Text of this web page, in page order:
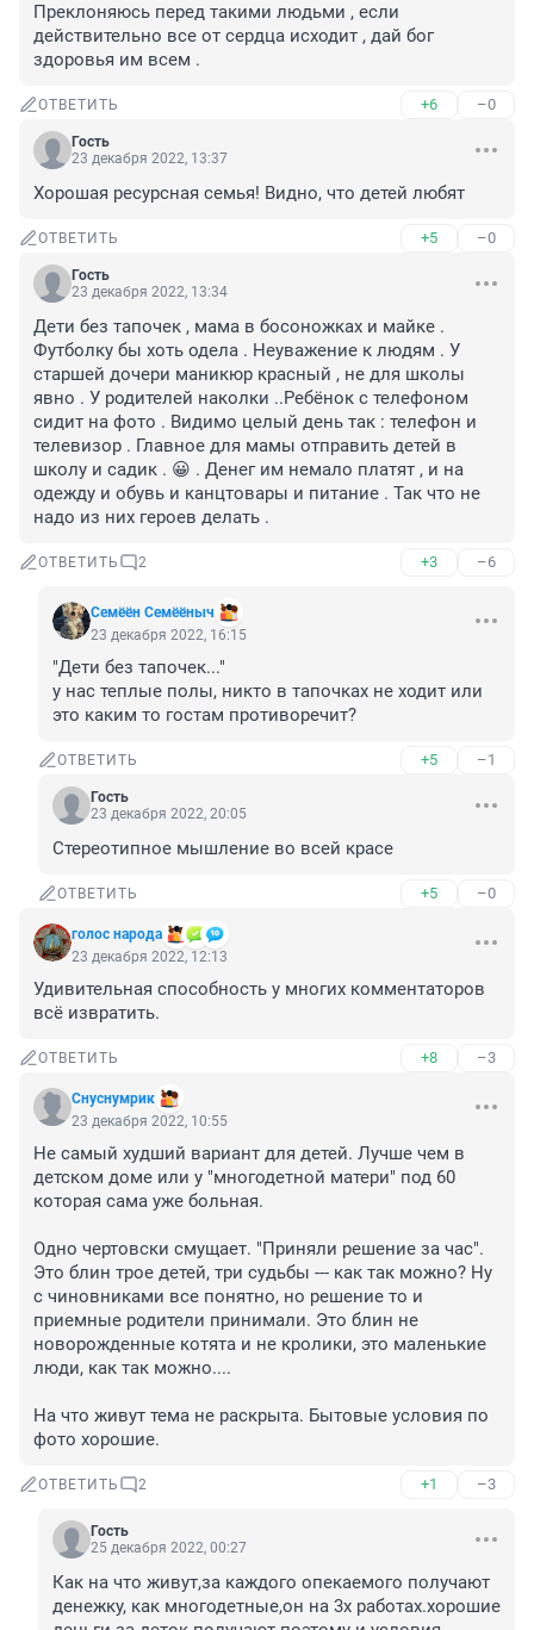
Преклоняюсь перед такими людьми , если
действительно все от сердца исходит , дай бог
здоровья им всем .
ОТВЕТИТЬ +6 –0
Гость
23 декабря 2022, 13:37
Хорошая ресурсная семья! Видно, что детей любят
ОТВЕТИТЬ +5 –0
Гость
23 декабря 2022, 13:34
Дети без тапочек , мама в босоножках и майке .
Футболку бы хоть одела . Неуважение к людям . У
старшей дочери маникюр красный , не для школы
явно . У родителей наколки ..Ребёнок с телефоном
сидит на фото . Видимо целый день так : телефон и
телевизор . Главное для мамы отправить детей в
школу и садик . 😀 . Денег им немало платят , и на
одежду и обувь и канцтовары и питание . Так что не
надо из них героев делать .
ОТВЕТИТЬ 2 +3 –6
Семёён Семёёныч
23 декабря 2022, 16:15
"Дети без тапочек..."
у нас теплые полы, никто в тапочках не ходит или
это каким то гостам противоречит?
ОТВЕТИТЬ +5 –1
Гость
23 декабря 2022, 20:05
Стереотипное мышление во всей красе
ОТВЕТИТЬ +5 –0
голос народа
23 декабря 2022, 12:13
Удивительная способность у многих комментаторов
всё извратить.
ОТВЕТИТЬ +8 –3
Снуснумрик
23 декабря 2022, 10:55
Не самый худший вариант для детей. Лучше чем в
детском доме или у "многодетной матери" под 60
которая сама уже больная.
Одно чертовски смущает. "Приняли решение за час".
Это блин трое детей, три судьбы --- как так можно? Ну
с чиновниками все понятно, но решение то и
приемные родители принимали. Это блин не
новорожденные котята и не кролики, это маленькие
люди, как так можно....
На что живут тема не раскрыта. Бытовые условия по
фото хорошие.
ОТВЕТИТЬ 2 +1 –3
Гость
25 декабря 2022, 00:27
Как на что живут,за каждого опекаемого получают
денежку, как многодетные,он на 3х работах.хорошие